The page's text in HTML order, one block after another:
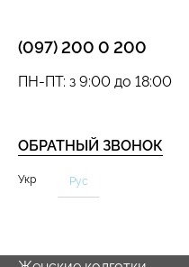
(097) 200 0 200
ОБРАТНЫЙ ЗВОНОК
ПН-ПТ: з 9:00 до 18:00
Укр Рус
Бесшовные стринги
179 грн.299 грн.